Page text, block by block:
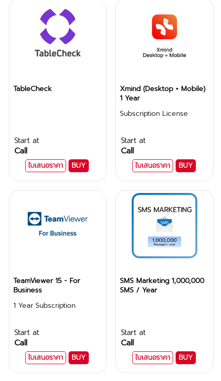
TableCheck
Start at
Call
ใบเสนอราคา BUY
Xmind (Desktop + Mobile)
1 Year
Subscription License
Start at
Call
ใบเสนอราคา BUY
TeamViewer 15 - For
Business
1 Year Subscription
Start at
Call
ใบเสนอราคา BUY
SMS Marketing 1,000,000
SMS / Year
Start at
Call
ใบเสนอราคา BUY